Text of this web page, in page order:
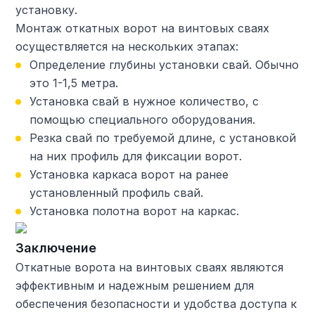
установку.
Монтаж откатных ворот на винтовых сваях
осуществляется на нескольких этапах:
Определение глубины установки свай. Обычно
это 1-1,5 метра.
Установка свай в нужное количество, с
помощью специального оборудования.
Резка свай по требуемой длине, с установкой
на них профиль для фиксации ворот.
Установка каркаса ворот на ранее
установленный профиль свай.
Установка полотна ворот на каркас.
Заключение
Откатные ворота на винтовых сваях являются
эффективным и надежным решением для
обеспечения безопасности и удобства доступа к